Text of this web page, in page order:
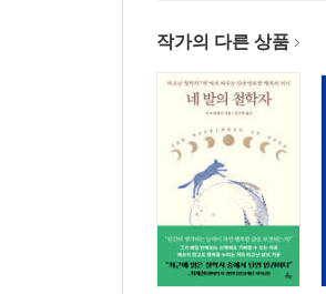
작가의 다른 상품